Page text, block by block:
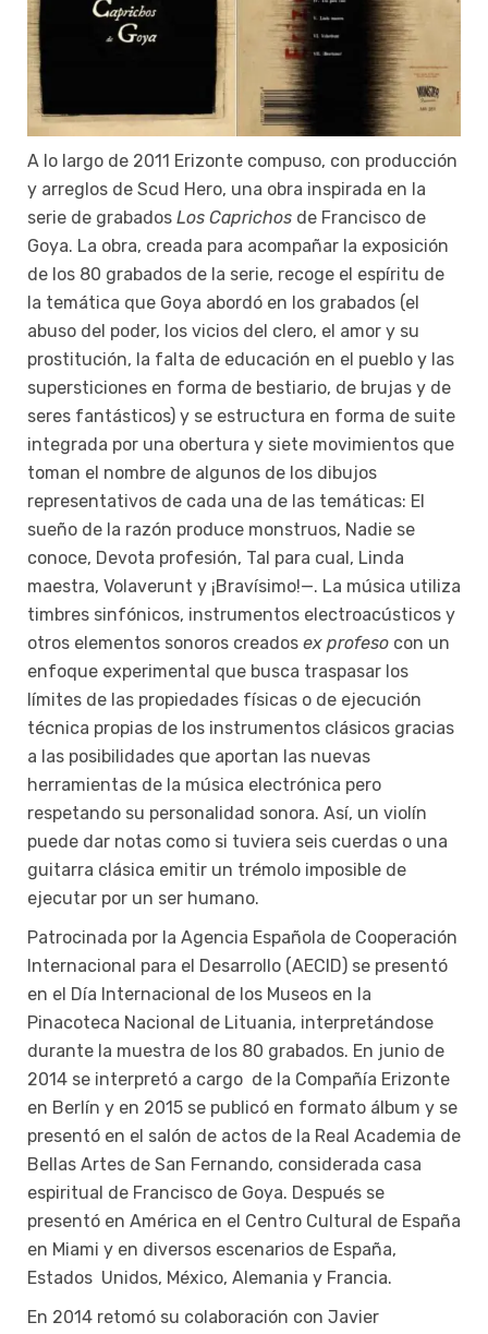
A lo largo de 2011 Erizonte compuso, con producción
y arreglos de Scud Hero, una obra inspirada en la
serie de grabados Los Caprichos de Francisco de
Goya. La obra, creada para acompañar la exposición
de los 80 grabados de la serie, recoge el espíritu de
la temática que Goya abordó en los grabados (el
abuso del poder, los vicios del clero, el amor y su
prostitución, la falta de educación en el pueblo y las
supersticiones en forma de bestiario, de brujas y de
seres fantásticos) y se estructura en forma de suite
integrada por una obertura y siete movimientos que
toman el nombre de algunos de los dibujos
representativos de cada una de las temáticas: El
sueño de la razón produce monstruos, Nadie se
conoce, Devota profesión, Tal para cual, Linda
maestra, Volaverunt y ¡Bravísimo!—. La música utiliza
timbres sinfónicos, instrumentos electroacústicos y
otros elementos sonoros creados ex profeso con un
enfoque experimental que busca traspasar los
límites de las propiedades físicas o de ejecución
técnica propias de los instrumentos clásicos gracias
a las posibilidades que aportan las nuevas
herramientas de la música electrónica pero
respetando su personalidad sonora. Así, un violín
puede dar notas como si tuviera seis cuerdas o una
guitarra clásica emitir un trémolo imposible de
ejecutar por un ser humano.
Patrocinada por la Agencia Española de Cooperación
Internacional para el Desarrollo (AECID) se presentó
en el Día Internacional de los Museos en la
Pinacoteca Nacional de Lituania, interpretándose
durante la muestra de los 80 grabados. En junio de
2014 se interpretó a cargo de la Compañía Erizonte
en Berlín y en 2015 se publicó en formato álbum y se
presentó en el salón de actos de la Real Academia de
Bellas Artes de San Fernando, considerada casa
espiritual de Francisco de Goya. Después se
presentó en América en el Centro Cultural de España
en Miami y en diversos escenarios de España,
Estados Unidos, México, Alemania y Francia.
En 2014 retomó su colaboración con Javier